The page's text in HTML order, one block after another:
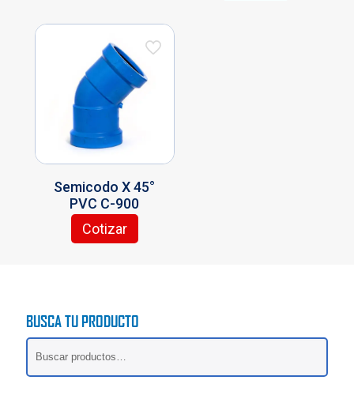
múltiples
variantes.
opciones
se
pueden
en
de
producto
Semicodo X 45°
PVC C-900
Cotizar
Este
Las
opciones
BUSCA TU PRODUCTO